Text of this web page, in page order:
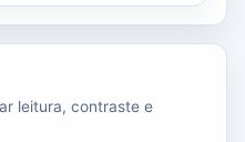
leitura, contraste e